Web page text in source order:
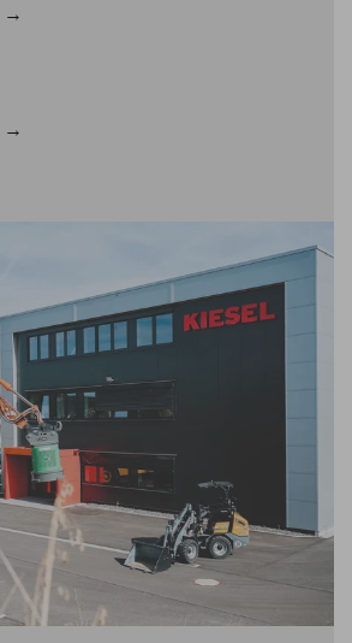
→
→